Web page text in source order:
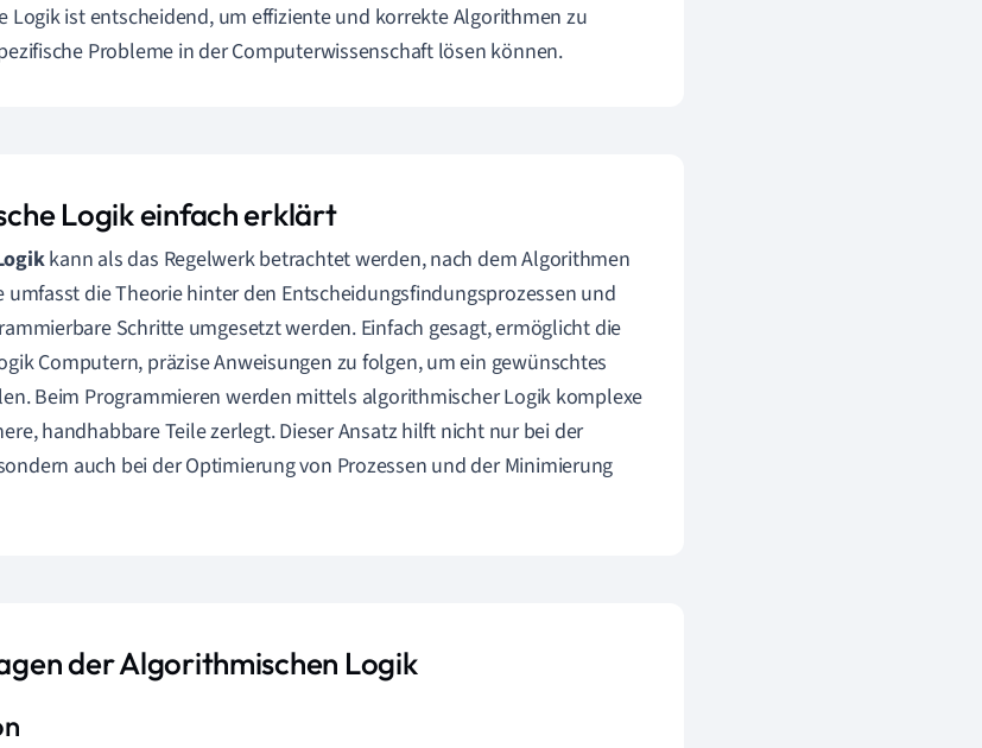
Logik ist entscheidend, um effiziente und korrekte Algorithmen zu
Probleme in der Computerwissenschaft lösen können.
Logik einfach erklärt
kann als das Regelwerk betrachtet werden, nach dem Algorithmen
umfasst die Theorie hinter den Entscheidungsfindungsprozessen und
Schritte umgesetzt werden. Einfach gesagt, ermöglicht die
Computern, präzise Anweisungen zu folgen, um ein gewünschtes
Beim Programmieren werden mittels algorithmischer Logik komplexe
handhabbare Teile zerlegt. Dieser Ansatz hilft nicht nur bei der
auch bei der Optimierung von Prozessen und der Minimierung
der Algorithmischen Logik